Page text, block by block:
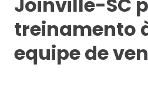
treinamento
equipe de